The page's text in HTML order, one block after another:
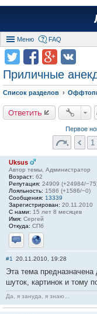
Меню FAQ
Приличные
Список разделов
Ответить
Первое
1
Uksus
Автор темы, Администратор
Возраст: 62
Репутация: 24909 (+24984/
Лояльность: 1586 (+1586/−0)
Сообщения: 13339
Зарегистрирован: 20.11.2010
С нами: 15 лет 8 месяцев
Имя: Сергей
Откуда: СПб
Отправить личное
Сайт
#1 20.11.2010, 19:28
Эта тема
шуток, картинок и тому
Да, я зануда, я знаю...